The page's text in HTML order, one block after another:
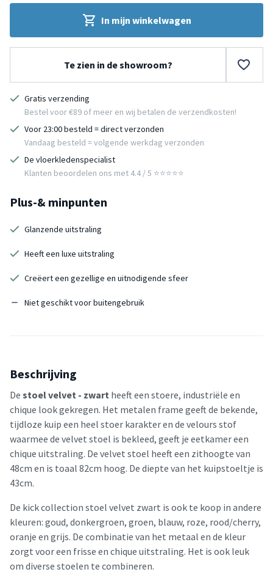
In mijn winkelwagen
Te zien in de showroom?
Gratis verzending
Bestel voor €89 of meer en wij betalen de verzendkosten!
Voor 23:00 besteld = direct verzonden
Vandaag besteld = volgende werkdag verzonden
De vloerkledenspecialist
Klanten beoordelen ons met 4.4 / 5 ⭐⭐⭐⭐⭐
Plus-& minpunten
Glanzende uitstraling
Heeft een luxe uitstraling
Creëert een gezellige en uitnodigende sfeer
Niet geschikt voor buitengebruik
Beschrijving
De stoel velvet - zwart heeft een stoere, industriële en
chique look gekregen. Het metalen frame geeft de bekende,
tijdloze kuip een heel stoer karakter en de velours stof
waarmee de velvet stoel is bekleed, geeft je eetkamer een
chique uitstraling. De velvet stoel heeft een zithoogte van
48cm en is toaal 82cm hoog. De diepte van het kuipstoeltje is
43cm.
De kick collection stoel velvet zwart is ook te koop in andere
kleuren: goud, donkergroen, groen, blauw, roze, rood/cherry,
oranje en grijs. De combinatie van het metaal en de kleur
zorgt voor een frisse en chique uitstraling. Het is ook leuk
om diverse stoelen te combineren.